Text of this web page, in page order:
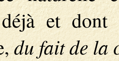
déjà et
du fait de la